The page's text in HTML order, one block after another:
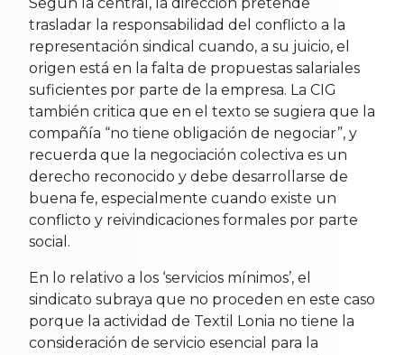
trasladar la responsabilidad del conflicto a la
representación sindical cuando, a su juicio, el
origen está en la falta de propuestas salariales
suficientes por parte de la empresa. La CIG
también critica que en el texto se sugiera que la
compañía “no tiene obligación de negociar”, y
recuerda que la negociación colectiva es un
derecho reconocido y debe desarrollarse de
buena fe, especialmente cuando existe un
conflicto y reivindicaciones formales por parte
social.
En lo relativo a los ‘servicios mínimos’, el
sindicato subraya que no proceden en este caso
porque la actividad de Textil Lonia no tiene la
consideración de servicio esencial para la